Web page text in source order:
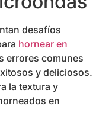
desafíos
hornear en
errores comunes
y deliciosos.
la textura y
en